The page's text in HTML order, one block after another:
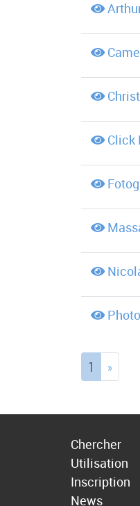
Click
1 (current)
»
Chercher
Utilisation
Inscription
News